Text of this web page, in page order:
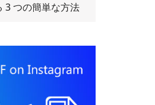
3 つの簡単な方法